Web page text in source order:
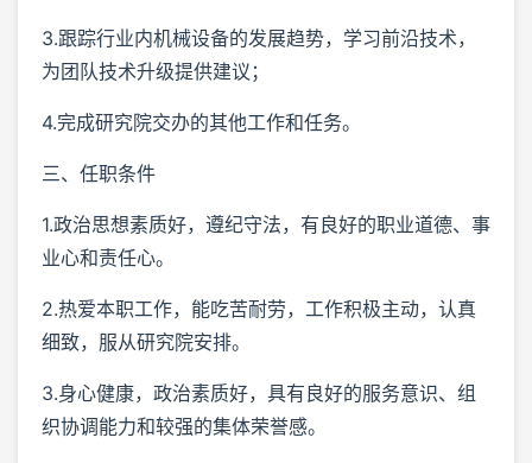
3.跟踪行业内机械设备的发展趋势，学习前沿技术，
为团队技术升级提供建议；
4.完成研究院交办的其他工作和任务。
三、任职条件
1.政治思想素质好，遵纪守法，有良好的职业道德、事
业心和责任心。
2.热爱本职工作，能吃苦耐劳，工作积极主动，认真
细致，服从研究院安排。
3.身心健康，政治素质好，具有良好的服务意识、组
织协调能力和较强的集体荣誉感。